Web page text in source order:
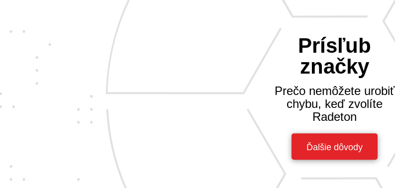
Prísľub
značky
Prečo nemôžete urobiť
chybu, keď zvolíte
Radeton
Ďalšie dôvody